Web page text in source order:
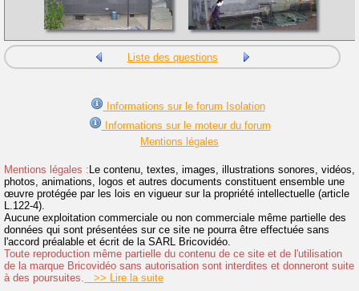
Liste des questions
Informations sur le forum Isolation
Informations sur le moteur du forum
Mentions légales
Mentions légales :Le contenu, textes, images, illustrations sonores, vidéos,
photos, animations, logos et autres documents constituent ensemble une
œuvre protégée par les lois en vigueur sur la propriété intellectuelle (article
L.122-4).
Aucune exploitation commerciale ou non commerciale même partielle des
données qui sont présentées sur ce site ne pourra être effectuée sans
l'accord préalable et écrit de la SARL Bricovidéo.
Toute reproduction même partielle du contenu de ce site et de l'utilisation
de la marque Bricovidéo sans autorisation sont interdites et donneront suite
à des poursuites.
>> Lire la suite